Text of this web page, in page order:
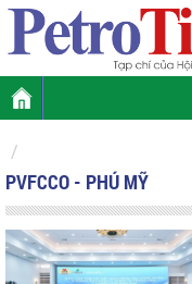
PVFCCO - PHÚ MỸ